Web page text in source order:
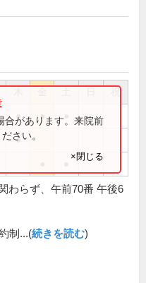
祝
● ●
●
合があります。来院前
さい。
×閉じる
わらず、午前70番 午後6
制...(続きを読む)